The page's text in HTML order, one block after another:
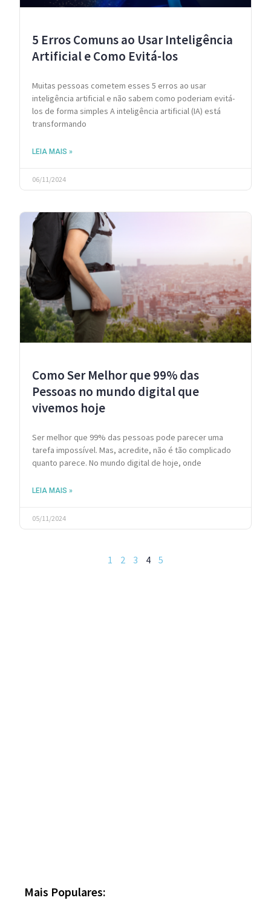
5 Erros Comuns ao Usar Inteligência
Artificial e Como Evitá-los
Muitas pessoas cometem esses 5 erros ao usar
inteligência artificial e não sabem como poderiam evitá-
los de forma simples A inteligência artificial (IA) está
transformando
LEIA MAIS »
06/11/2024
Como Ser Melhor que 99% das
Pessoas no mundo digital que
vivemos hoje
Ser melhor que 99% das pessoas pode parecer uma
tarefa impossível. Mas, acredite, não é tão complicado
quanto parece. No mundo digital de hoje, onde
LEIA MAIS »
05/11/2024
1 2 3 4 5
Mais Populares: